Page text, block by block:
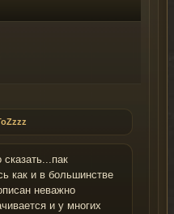
как и в большинстве
неважно
и у многих